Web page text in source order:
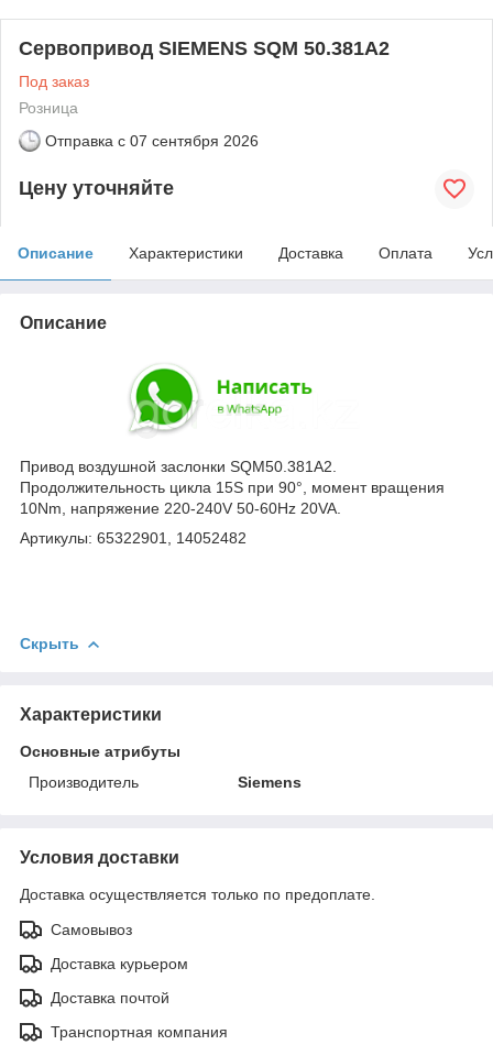
Сервопривод SIEMENS SQM 50.381А2
Под заказ
Розница
Отправка с 07 сентября 2026
Цену уточняйте
Описание Характеристики Доставка Оплата
Описание
Привод воздушной заслонки SQM50.381А2.
Продолжительность цикла 15S при 90°, момент вращения
10Nm, напряжение 220-240V 50-60Hz 20VA.
Артикулы: 65322901, 14052482
Скрыть
Характеристики
Основные атрибуты
Производитель
Siemens
Условия доставки
Доставка осуществляется только по предоплате.
Самовывоз
Доставка курьером
Доставка почтой
Транспортная компания